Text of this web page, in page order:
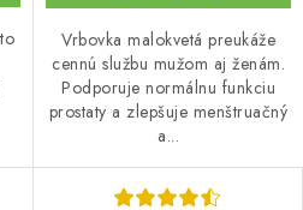
Vrbovka malokvetá preukáže
cennú službu mužom aj ženám.
Podporuje normálnu funkciu
prostaty a zlepšuje menštruačný
a...